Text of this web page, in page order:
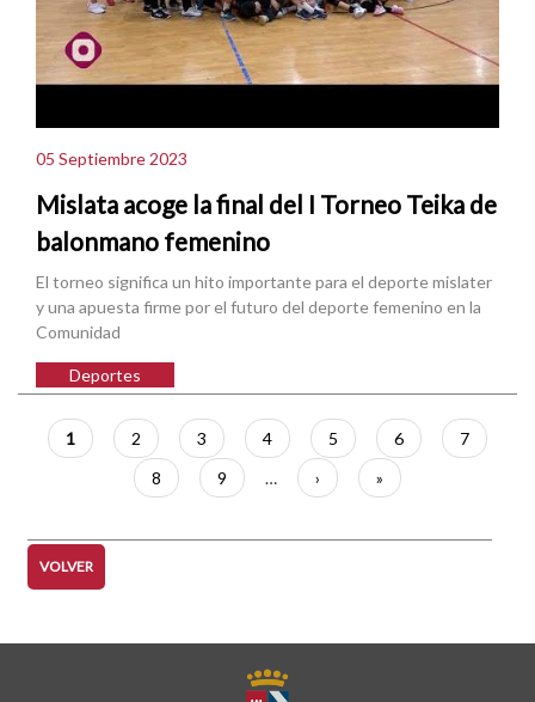
05 Septiembre 2023
Mislata acoge la final del I Torneo Teika de
balonmano femenino
El torneo significa un hito importante para el deporte mislater
y una apuesta firme por el futuro del deporte femenino en la
Comunidad
Deportes
Paginación
Página
actual
1 Página
2 Página
3 Página
4 Página
5 Página
6 Página
7
Página
8 Página
9 …
Siguiente
página
›
Última
página
»
VOLVER